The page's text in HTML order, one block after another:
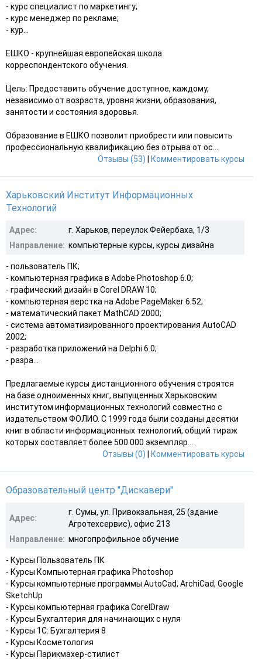
- курс специалист по маркетингу;
- курс менеджер по рекламе;
- кур...
ЕШКО - крупнейшая европейская школа
корреспондентского обучения.
Цель: Предоставить обучение доступное, каждому,
независимо от возраста, уровня жизни, образования,
занятости и состояния здоровья.
Образование в ЕШКО позволит приобрести или повысить
профессиональную квалификацию без отрыва от ос...
Отзывы (53)
Комментировать курсы
Харьковский Институт Информационных
Технологий
Адрес:
г. Харьков, переулок Фейербаха, 1/3
Направление: компьютерные курсы, курсы дизайна
- пользователь ПК;
- компьютерная графика в Adobe Photoshop 6.0;
- графический дизайн в Corel DRAW 10;
- компьютерная верстка на Adobe PageMaker 6.52;
- математический пакет MathCAD 2000;
- система автоматизированного проектирования AutoCAD
2002;
- разработка приложений на Delphi 6.0;
- разра...
Предлагаемые курсы дистанционного обучения строятся
на базе одноименных книг, выпущенных Харьковским
институтом информационных технологий совместно с
издательством ФОЛИО. С 1999 года были созданы десятки
книг в области информационных технологий, общий тираж
которых составляет более 500 000 экземпляр...
Отзывы (0)
Комментировать курсы
Образовательный центр "Дискавери"
Адрес:
г. Сумы, ул. Привокзальная, 25 (здание
Агротехсервис), офис 213
Направление: многопрофильное обучение
- Курсы Пользователь ПК
- Курсы Компьютерная графика Photoshop
- Курсы компьютерные программы AutoCad, ArchiCad, Google
SketchUp
- Курсы компьютерная графика CorelDraw
- Курсы Бухгалтерия для начинающих с нуля
- Курсы 1С: Бухгалтерия 8
- Курсы Косметология
- Курсы Парикмахер-стилист